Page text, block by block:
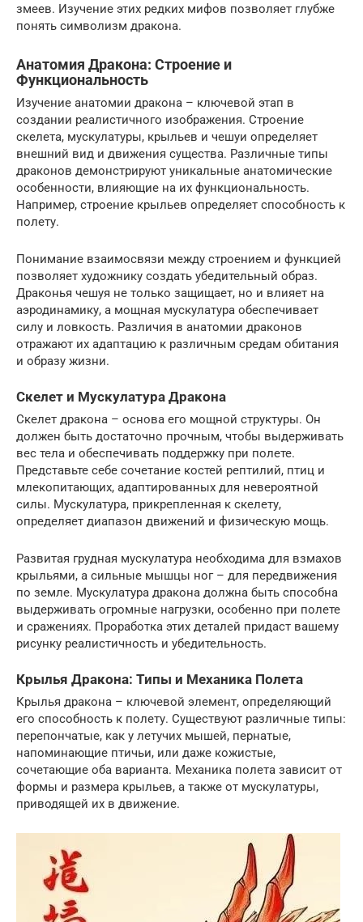
змеев. Изучение этих редких мифов позволяет глубже
понять символизм дракона.
Анатомия Дракона: Строение и
Функциональность
Изучение анатомии дракона – ключевой этап в
создании реалистичного изображения. Строение
скелета, мускулатуры, крыльев и чешуи определяет
внешний вид и движения существа. Различные типы
драконов демонстрируют уникальные анатомические
особенности, влияющие на их функциональность.
Например, строение крыльев определяет способность к
полету.
Понимание взаимосвязи между строением и функцией
позволяет художнику создать убедительный образ.
Драконья чешуя не только защищает, но и влияет на
аэродинамику, а мощная мускулатура обеспечивает
силу и ловкость. Различия в анатомии драконов
отражают их адаптацию к различным средам обитания
и образу жизни.
Скелет и Мускулатура Дракона
Скелет дракона – основа его мощной структуры. Он
должен быть достаточно прочным, чтобы выдерживать
вес тела и обеспечивать поддержку при полете.
Представьте себе сочетание костей рептилий, птиц и
млекопитающих, адаптированных для невероятной
силы. Мускулатура, прикрепленная к скелету,
определяет диапазон движений и физическую мощь.
Развитая грудная мускулатура необходима для взмахов
крыльями, а сильные мышцы ног – для передвижения
по земле. Мускулатура дракона должна быть способна
выдерживать огромные нагрузки, особенно при полете
и сражениях. Проработка этих деталей придаст вашему
рисунку реалистичность и убедительность.
Крылья Дракона: Типы и Механика Полета
Крылья дракона – ключевой элемент, определяющий
его способность к полету. Существуют различные типы:
перепончатые, как у летучих мышей, пернатые,
напоминающие птичьи, или даже кожистые,
сочетающие оба варианта. Механика полета зависит от
формы и размера крыльев, а также от мускулатуры,
приводящей их в движение.